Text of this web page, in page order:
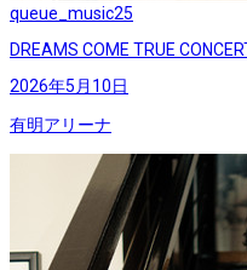
queue_music25
DREAMS COME TRUE
2026年5月10日
有明アリーナ